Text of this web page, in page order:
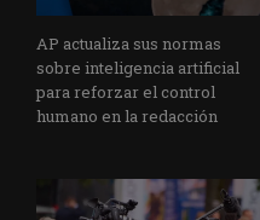
AP actualiza sus normas
sobre inteligencia artificial
para reforzar el control
humano en la redacción